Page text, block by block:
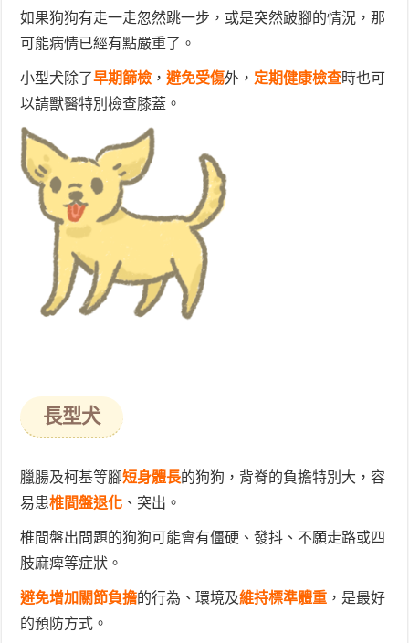
如果狗狗有走一走忽然跳一步，或是突然跛腳的情況，那
可能病情已經有點嚴重了。
小型犬除了早期篩檢，避免受傷外， 定期健康檢查時也可
以請獸醫特別檢查膝蓋。
長型犬
臘腸及柯基等腳短身體長的狗狗，背脊的負擔特別大，容
易患椎間盤退化 、突出。
椎間盤出問題的狗狗可能會有僵硬、發抖、不願走路或四
肢麻痺等症狀。
避免增加關節負擔的行為、環境及維持標準體重 ，是最好
的預防方式。